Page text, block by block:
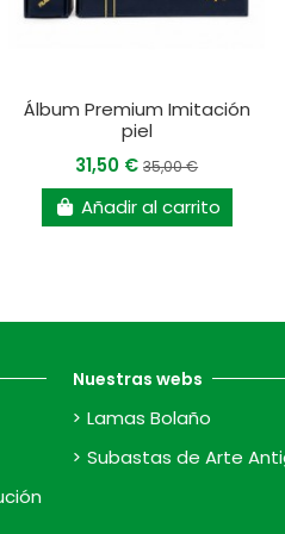
Álbum Premium Imitación
piel
31,50 €35,00 €
Añadir al carrito
Nuestras webs
Lamas Bolaño
Subastas de Arte